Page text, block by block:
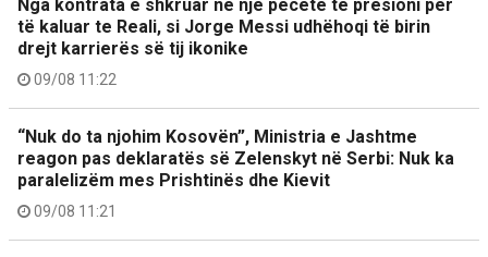
Nga kontrata e shkruar në një pecetë te presioni për
të kaluar te Reali, si Jorge Messi udhëhoqi të birin
drejt karrierës së tij ikonike
09/08 11:22
“Nuk do ta njohim Kosovën”, Ministria e Jashtme
reagon pas deklaratës së Zelenskyt në Serbi: Nuk ka
paralelizëm mes Prishtinës dhe Kievit
09/08 11:21